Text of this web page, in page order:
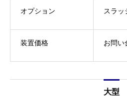
オプション スラッ
装置価格 お問い
大型